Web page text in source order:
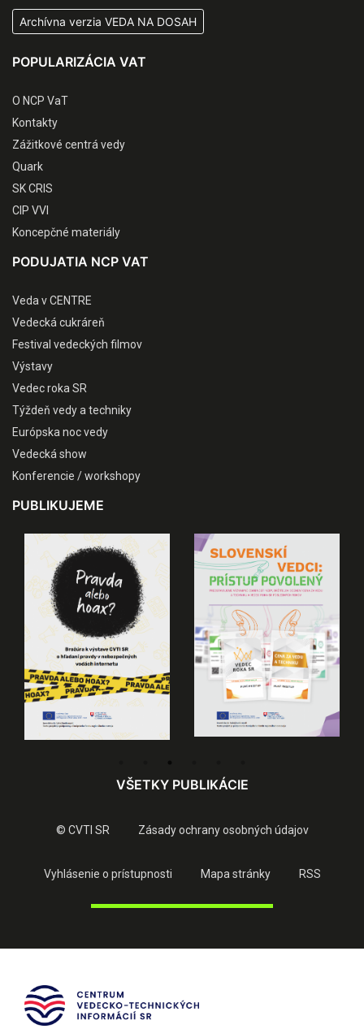
Archívna verzia VEDA NA DOSAH
POPULARIZÁCIA VAT
O NCP VaT
Kontakty
Zážitkové centrá vedy
Quark
SK CRIS
CIP VVI
Koncepčné materiály
PODUJATIA NCP VAT
Veda v CENTRE
Vedecká cukráreň
Festival vedeckých filmov
Výstavy
Vedec roka SR
Týždeň vedy a techniky
Európska noc vedy
Vedecká show
Konferencie / workshopy
PUBLIKUJEME
VŠETKY PUBLIKÁCIE
© CVTI SR Zásady ochrany osobných údajov
Vyhlásenie o prístupnosti Mapa stránky RSS